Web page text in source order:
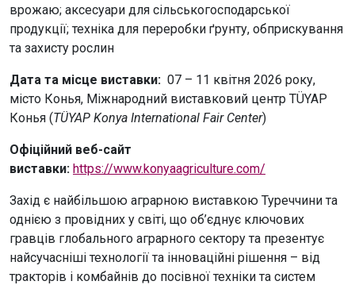
врожаю; аксесуари для сільськогосподарської
продукції; техніка для переробки ґрунту, обприскування
та захисту рослин
Дата та місце виставки: 07 – 11 квітня 2026 року,
місто Конья, Міжнародний виставковий центр TÜYAP
Конья (TÜYAP Konya International Fair Center)
Офіційний веб-сайт
виставки: https://www.konyaagriculture.com/
Захід є найбільшою аграрною виставкою Туреччини та
однією з провідних у світі, що об’єднує ключових
гравців глобального аграрного сектору та презентує
найсучасніші технології та інноваційні рішення – від
тракторів і комбайнів до посівної техніки та систем